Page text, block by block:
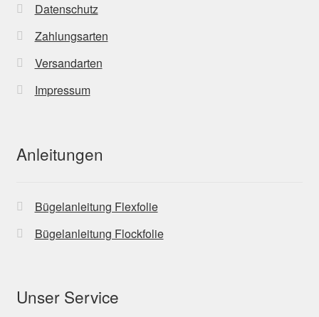
Datenschutz
Zahlungsarten
Versandarten
Impressum
Anleitungen
Bügelanleitung Flexfolie
Bügelanleitung Flockfolie
Unser Service